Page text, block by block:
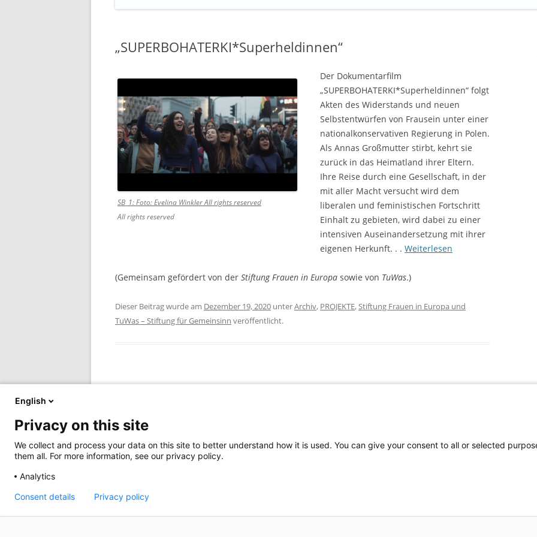
„SUPERBOHATERKI*Superheldinnen“
SB_1: Foto: Evelina WinklerAll rights reserved
All rights reserved
Der Dokumentarfilm
„SUPERBOHATERKI*Superheldinnen“ folgt
Akten des Widerstands und neuen
Selbstentwürfen von Frausein unter einer
nationalkonservativen Regierung in Polen.
Als Annas Großmutter stirbt, kehrt sie
zurück in das Heimatland ihrer Eltern.
Ihre Reise durch eine Gesellschaft, in der
mit aller Macht versucht wird dem
liberalen und feministischen Fortschritt
Einhalt zu gebieten, wird dabei zu einer
intensiven Auseinandersetzung mit ihrer
eigenen Herkunft. . . Weiterlesen
(Gemeinsam gefördert von der Stiftung Frauen in Europa sowie von TuWas.)
Dieser Beitrag wurde am Dezember 19, 2020 unterArchiv, PROJEKTE,Stiftung Frauen in Europa und
TuWas – Stiftung für Gemeinsinn veröffentlicht.
English
Privacy on this site
We collect and process your data on this site to better understand how it is used. You can give your consent to all or selected
them all. For more information, see our privacy policy.
Analytics
Consent details Privacy policy